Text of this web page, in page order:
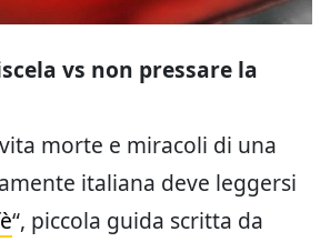
vs non pressare la
morte e miracoli di una
italiana deve leggersi
“, piccola guida scritta da